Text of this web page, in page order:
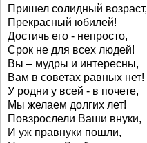
Пришел солидный возраст,
Прекрасный юбилей!
Достичь его - непросто,
Срок не для всех людей!
Вы – мудры и интересны,
Вам в советах равных нет!
У родни у всей - в почете,
Мы желаем долгих лет!
Повзрослели Ваши внуки,
И уж правнуки пошли,